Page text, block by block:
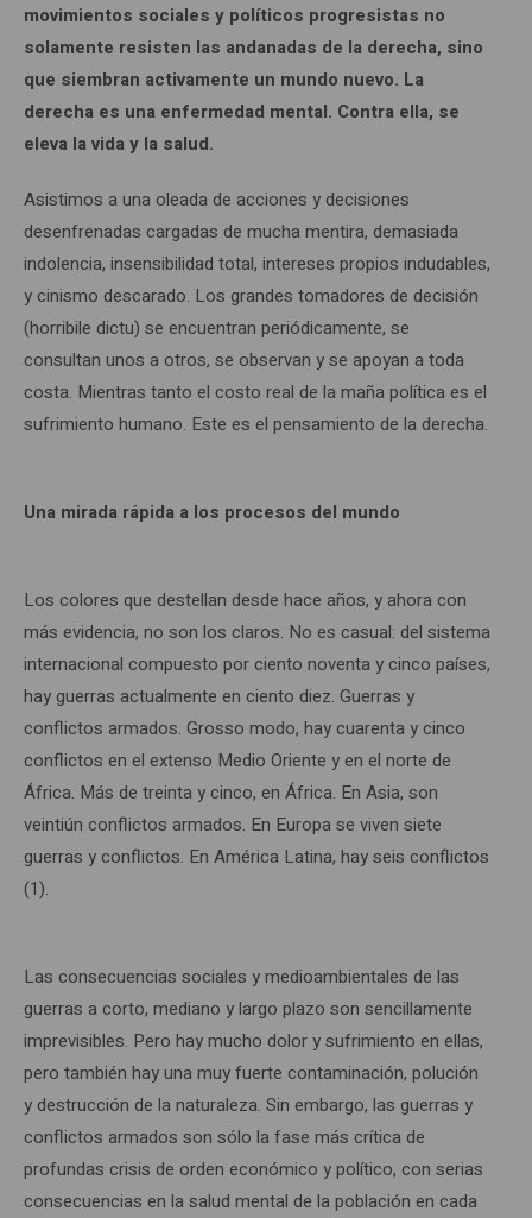
movimientos sociales y políticos progresistas no
solamente resisten las andanadas de la derecha, sino
que siembran activamente un mundo nuevo. La
derecha es una enfermedad mental. Contra ella, se
eleva la vida y la salud.
Asistimos a una oleada de acciones y decisiones
desenfrenadas cargadas de mucha mentira, demasiada
indolencia, insensibilidad total, intereses propios indudables,
y cinismo descarado. Los grandes tomadores de decisión
(horribile dictu) se encuentran periódicamente, se
consultan unos a otros, se observan y se apoyan a toda
costa. Mientras tanto el costo real de la maña política es el
sufrimiento humano. Este es el pensamiento de la derecha.
Una mirada rápida a los procesos del mundo
Los colores que destellan desde hace años, y ahora con
más evidencia, no son los claros. No es casual: del sistema
internacional compuesto por ciento noventa y cinco países,
hay guerras actualmente en ciento diez. Guerras y
conflictos armados. Grosso modo, hay cuarenta y cinco
conflictos en el extenso Medio Oriente y en el norte de
África. Más de treinta y cinco, en África. En Asia, son
veintiún conflictos armados. En Europa se viven siete
guerras y conflictos. En América Latina, hay seis conflictos
(1).
Las consecuencias sociales y medioambientales de las
guerras a corto, mediano y largo plazo son sencillamente
imprevisibles. Pero hay mucho dolor y sufrimiento en ellas,
pero también hay una muy fuerte contaminación, polución
y destrucción de la naturaleza. Sin embargo, las guerras y
conflictos armados son sólo la fase más crítica de
profundas crisis de orden económico y político, con serias
consecuencias en la salud mental de la población en cada